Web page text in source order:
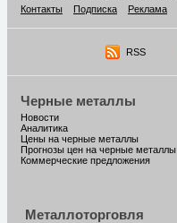
Контакты
Подписка Реклама
RSS
Черные металлы
Новости
Аналитика
Цены на черные металлы
Прогнозы цен на черные металлы
Коммерческие предложения
Металлоторговля